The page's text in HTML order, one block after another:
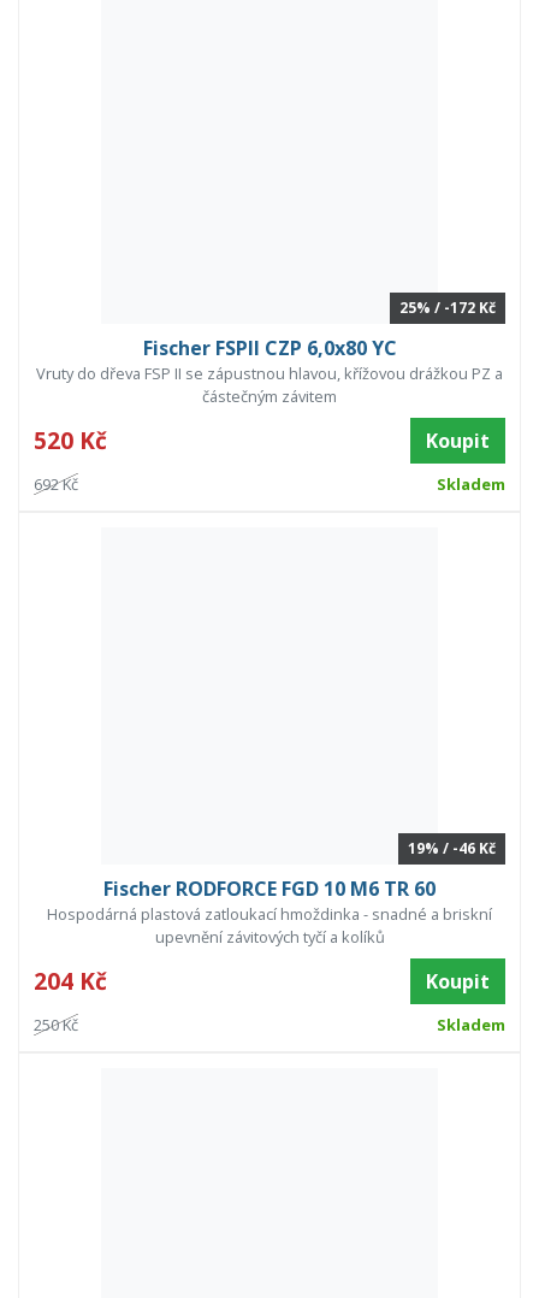
25% / -172 Kč
Fischer FSPII CZP 6,0x80 YC
Vruty do dřeva FSP II se zápustnou hlavou, křížovou drážkou PZ a
částečným závitem
520 Kč Koupit
692 Kč Skladem
19% / -46 Kč
Fischer RODFORCE FGD 10 M6 TR 60
Hospodárná plastová zatloukací hmoždinka - snadné a briskní
upevnění závitových tyčí a kolíků
204 Kč Koupit
250 Kč Skladem